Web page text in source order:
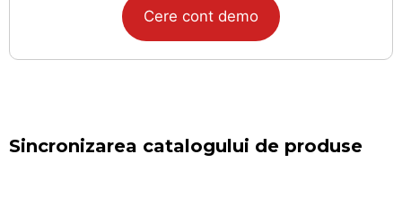
Cere cont demo
Sincronizarea catalogului de produse